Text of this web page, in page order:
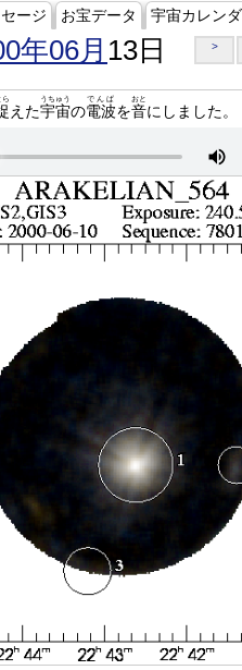
ージ お宝データ 宇宙カレン
年06月 13日 >
ら
えた宇宙
うちゅう
の電波
でんぱ
を音
おと
にしました。